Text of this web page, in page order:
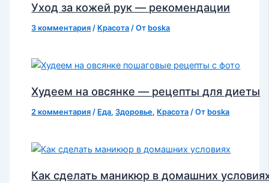
Уход за кожей рук — рекомендации
3 комментария / Красота / От boska
Худеем на овсянке — рецепты для диеты
2 комментария / Еда,Здоровье, Красота / От boska
Как сделать маникюр в домашних